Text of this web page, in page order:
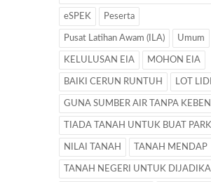
eSPEK Peserta
Pusat Latihan Awam (ILA) Umum
KELULUSAN EIA MOHON EIA
BAIKI CERUN RUNTUH LOT LIDI
GUNA SUMBER AIR TANPA
TIADA TANAH UNTUK BUAT
NILAI TANAH TANAH MENDAP
TANAH NEGERI UNTUK